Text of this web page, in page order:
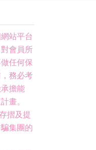
站平台
會員所
任何保
務必考
擔能
畫。
摺及提
集團的